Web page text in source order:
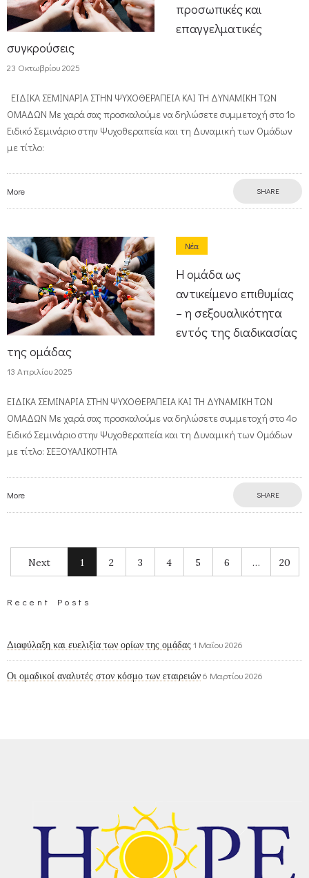
προσωπικές και
επαγγελματικές
συγκρούσεις
23 Οκτωβρίου 2025
ΕΙΔΙΚΑ ΣΕΜΙΝΑΡΙΑ ΣΤΗΝ ΨΥΧΟΘΕΡΑΠΕΙΑ ΚΑΙ ΤΗ ΔΥΝΑΜΙΚΗ ΤΩΝ
ΟΜΑΔΩΝ Με χαρά σας προσκαλούμε να δηλώσετε συμμετοχή στο 1ο
Ειδικό Σεμινάριο στην Ψυχοθεραπεία και τη Δυναμική των Ομάδων
με τίτλο:
More SHARE
Νέα
Η ομάδα ως
αντικείμενο επιθυμίας
– η σεξουαλικότητα
εντός της διαδικασίας
της ομάδας
13 Απριλίου 2025
ΕΙΔΙΚΑ ΣΕΜΙΝΑΡΙΑ ΣΤΗΝ ΨΥΧΟΘΕΡΑΠΕΙΑ ΚΑΙ ΤΗ ΔΥΝΑΜΙΚΗ ΤΩΝ
ΟΜΑΔΩΝ Με χαρά σας προσκαλούμε να δηλώσετε συμμετοχή στο 4ο
Ειδικό Σεμινάριο στην Ψυχοθεραπεία και τη Δυναμική των Ομάδων
με τίτλο: ΣΕΞΟΥΑΛΙΚΟΤΗΤΑ
More SHARE
Next 1 2 3 4 5 6 … 20
Recent Posts
Διαφύλαξη και ευελιξία των ορίων της ομάδας 1 Μαΐου 2026
Οι ομαδικοί αναλυτές στον κόσμο των εταιρειών6 Μαρτίου 2026